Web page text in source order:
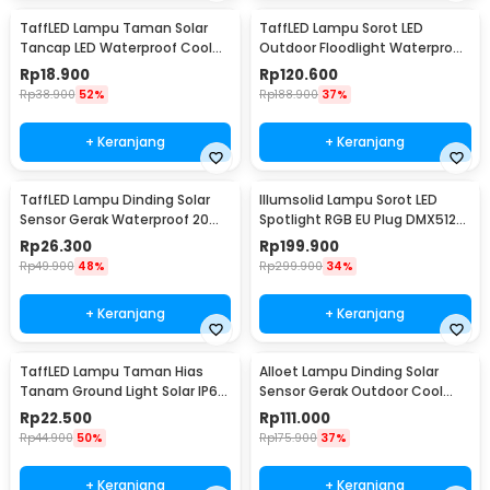
TaffLED Lampu Taman Solar
Tancap LED Waterproof Cool
White 6000K - YF-922
Rp18.900
Rp38.900 52%
+ Keranjang
TaffLED Lampu Sorot LED
Outdoor Floodlight Waterproof
Cool White 30W - W804
Rp120.600
Rp188.900 37%
+ Keranjang
TaffLED Lampu Dinding Solar
Sensor Gerak Waterproof 20
LED Cool White - L20
Rp26.300
Rp49.900 48%
+ Keranjang
Illumsolid Lampu Sorot LED
Spotlight RGB EU Plug DMX512
240V 30W - YS-P01
Rp199.900
Rp299.900 34%
+ Keranjang
TaffLED Lampu Taman Hias
Tanam Ground Light Solar IP65
8 LED - CL-022
Rp22.500
Rp44.900 50%
+ Keranjang
Alloet Lampu Dinding Solar
Sensor Gerak Outdoor Cool
White 50 LED - LE66
Rp111.000
Rp175.900 37%
+ Keranjang